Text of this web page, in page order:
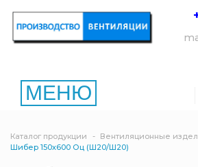
МЕНЮ
Каталог продукции Вентиляционные
Шибер 150х600 Оц (Ш20/Ш20)